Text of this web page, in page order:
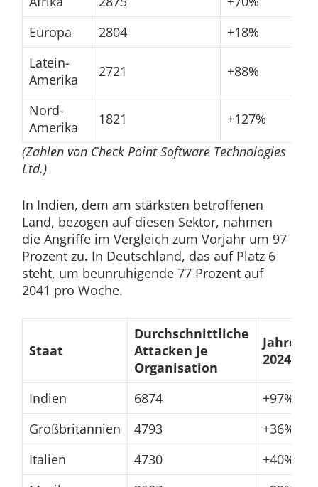
Europa
2804
+18%
Latein-
Amerika
2721 +88%
Nord-
Amerika
1821
+127%
(Zahlen von Check Point Software Technologies
Ltd.)
In Indien, dem am stärksten betroffenen
Land, bezogen auf diesen Sektor, nahmen
die Angriffe im Vergleich zum Vorjahr um 97
Prozent zu. In Deutschland, das auf Platz 6
steht, um beunruhigende 77 Prozent auf
2041 pro Woche.
Staat
Durchschnittliche
Attacken je
Organisation
2024 zu
Indien 6874
+97%
Großbritannien
4793
+36%
Italien
4730
+40%